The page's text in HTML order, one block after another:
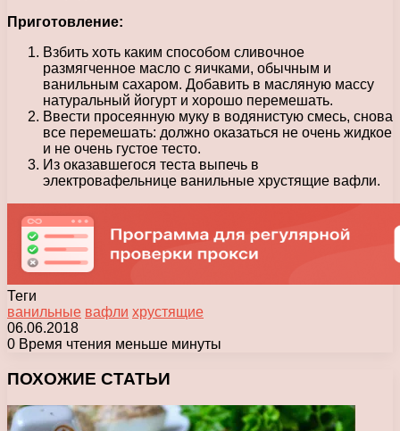
Приготовление:
Взбить хоть каким способом сливочное
размягченное масло с яичками, обычным и
ванильным сахаром. Добавить в масляную массу
натуральный йогурт и хорошо перемешать.
Ввести просеянную муку в водянистую смесь, снова
все перемешать: должно оказаться не очень жидкое
и не очень густое тесто.
Из оказавшегося теста выпечь в
электровафельнице ванильные хрустящие вафли.
Теги
ванильные вафли хрустящие
06.06.2018
0 Время чтения меньше минуты
ПОХОЖИЕ СТАТЬИ